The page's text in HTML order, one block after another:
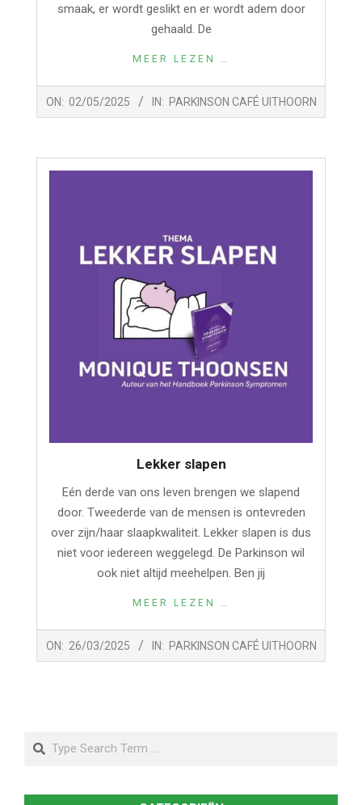
smaak, er wordt geslikt en er wordt adem door
gehaald. De
MEER LEZEN …
2025-
05-
ON: 02/05/2025 IN: PARKINSON CAFÉ UITHOORN
Lekker slapen
Eén derde van ons leven brengen we slapend
door. Tweederde van de mensen is ontevreden
over zijn/haar slaapkwaliteit. Lekker slapen is dus
niet voor iedereen weggelegd. De Parkinson wil
ook niet altijd meehelpen. Ben jij
MEER LEZEN …
03-
ON: 26/03/2025 IN: PARKINSON CAFÉ UITHOORN
Search